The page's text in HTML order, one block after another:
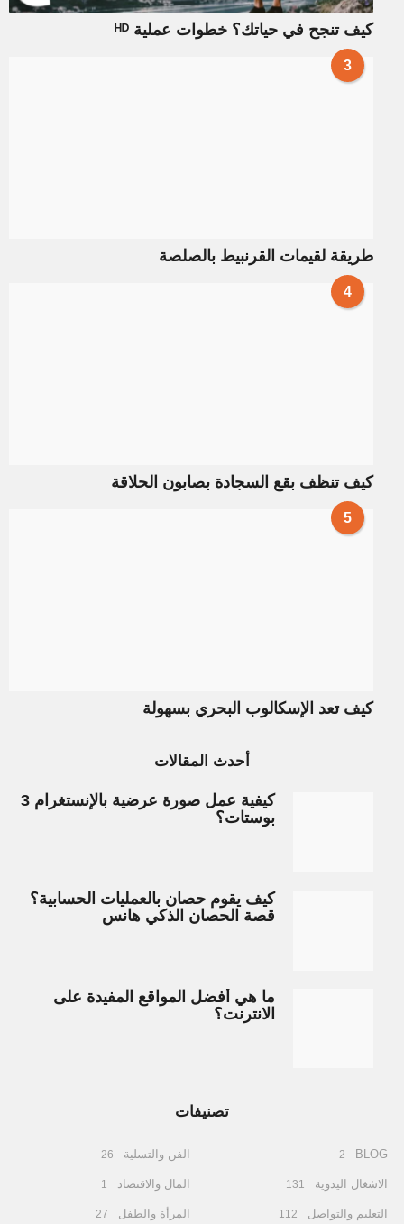
كيف تنجح في حياتك؟ خطوات عملية ᴴᴰ
3
طريقة لقيمات القرنبيط بالصلصة
4
كيف تنظف بقع السجادة بصابون الحلاقة
5
كيف تعد الإسكالوب البحري بسهولة
أحدث المقالات
كيفية عمل صورة عرضية بالإنستغرام 3
بوستات؟
كيف يقوم حصان بالعمليات الحسابية؟
قصة الحصان الذكي هانس
ما هي أفضل المواقع المفيدة على
الانترنت؟
تصنيفات
BLOG
2
الاشغال اليدوية 131
التعليم والتواصل 112
الفن والتسلية 26
المال والاقتصاد 1
المرأة والطفل 27